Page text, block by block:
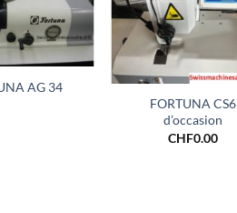
AG 34
FORTUNA CS6
d’occasion
CHF0.00